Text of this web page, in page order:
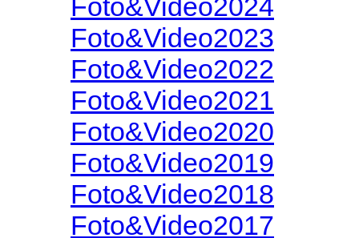
Foto&Video2024
Foto&Video2023
Foto&Video2022
Foto&Video2021
Foto&Video2020
Foto&Video2019
Foto&Video2018
Foto&Video2017